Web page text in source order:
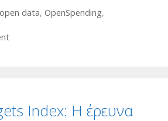
open data, OpenSpending,
Index: Η έρευνα